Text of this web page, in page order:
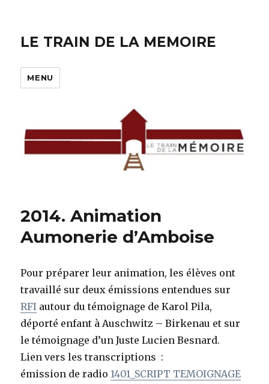
LE TRAIN DE LA MEMOIRE
MENU
2014. Animation
Aumonerie d’Amboise
Pour préparer leur animation, les élèves ont
travaillé sur deux émissions entendues sur
RFI autour du témoignage de Karol Pila,
déporté enfant à Auschwitz – Birkenau et sur
le témoignage d’un Juste Lucien Besnard.
Lien vers les transcriptions :
émission de radio1401_SCRIPT TEMOIGNAGE